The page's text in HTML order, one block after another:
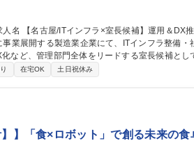
ど、管理部門全体をリードする室長候補としてご活
善・運用に加え、経営企画や人事制度の整備、
業務改革を実行するやりがいあるポジションです。 募集職
推進◎年休120日/土日祝休/フレックス
在宅OK 土日祝休み
】「食×ロボット」で創る未来の食